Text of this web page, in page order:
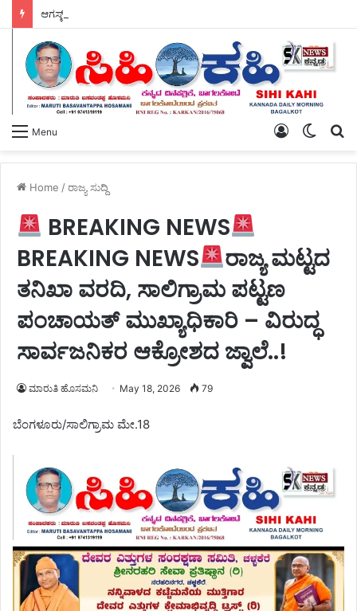
Menu
Switch
Log
Home /ರಾಜ್ಯ ಸುದ್ದಿ
BREAKING NEWS
BREAKING NEWS
ರಾಜ್ಯ ಮಟ್ಟದ
ತನಿಖಾ ವರದಿ, ಸಾಲಿಗ್ರಾಮ ಪಟ್ಟಣ
ಪಂಚಾಯತ್ ಮುಖ್ಯಾಧಿಕಾರಿ – ವಿರುದ್ಧ
ಸಾರ್ವಜನಿಕರ ಆಕ್ರೋಶದ ಜ್ವಾಲೆ..!
ಮಾರುತಿ ಹೊಸಮನಿ May 18, 2026 79
ಬೆಂಗಳೂರು/ಸಾಲಿಗ್ರಾಮ ಮೇ.18